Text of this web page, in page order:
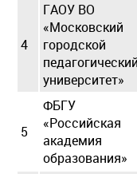
4
ГАОУ ВО
«Московский
городской
педагогический
университет»
5
ФБГУ
«Российская
академия
образования»